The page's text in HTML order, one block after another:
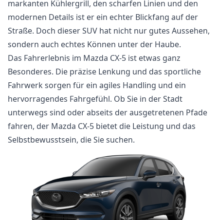
markanten Kühlergrill, den scharfen Linien und den
modernen Details ist er ein echter Blickfang auf der
Straße. Doch dieser SUV hat nicht nur gutes Aussehen,
sondern auch echtes Können unter der Haube.
Das Fahrerlebnis im Mazda CX-5 ist etwas ganz
Besonderes. Die präzise Lenkung und das sportliche
Fahrwerk sorgen für ein agiles Handling und ein
hervorragendes Fahrgefühl. Ob Sie in der Stadt
unterwegs sind oder abseits der ausgetretenen Pfade
fahren, der Mazda CX-5 bietet die Leistung und das
Selbstbewusstsein, die Sie suchen.